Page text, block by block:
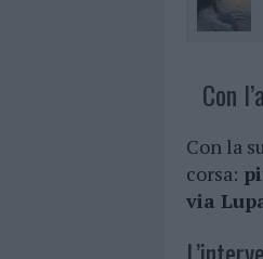
Con
Con la
corsa:
via